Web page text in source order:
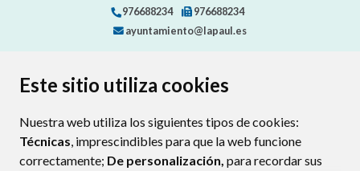
Este sitio utiliza cookies
Nuestra web utiliza los siguientes tipos de cookies:
Técnicas, imprescindibles para que la web funcione
correctamente; De personalización, para recordar sus
976688234
976688234
ayuntamiento@lapaul.es
CONTACTO MAPA WEB
AVISO LEGAL
POLÍTICA DE COOKIES